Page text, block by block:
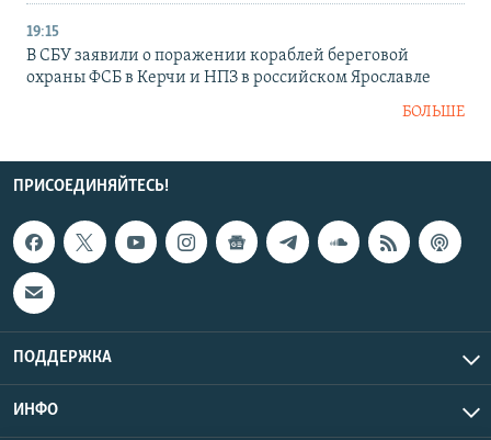
19:15
В СБУ заявили о поражении кораблей береговой
охраны ФСБ в Керчи и НПЗ в российском Ярославле
БОЛЬШЕ
ПРИСОЕДИНЯЙТЕСЬ!
ПОДДЕРЖКА
ИНФО